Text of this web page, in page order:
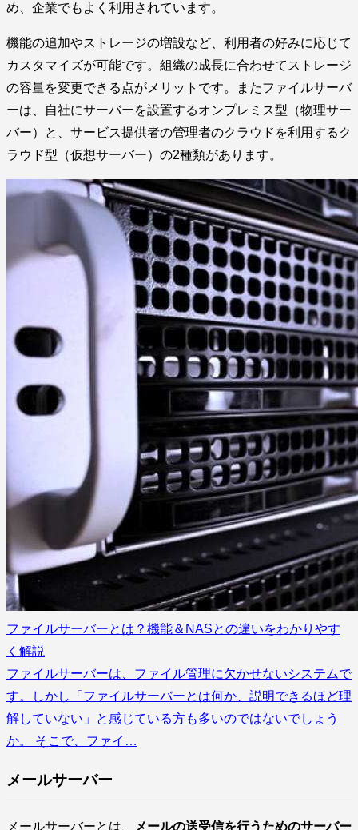
め、企業でもよく利用されています。
機能の追加やストレージの増設など、利用者の好みに応じて
カスタマイズが可能です。組織の成長に合わせてストレージ
の容量を変更できる点がメリットです。またファイルサーバ
ーは、自社にサーバーを設置するオンプレミス型（物理サー
バー）と、サービス提供者の管理者のクラウドを利用するク
ラウド型（仮想サーバー）の2種類があります。
ファイルサーバーとは？機能＆NASとの違いをわかりやす
く解説
ファイルサーバーは、ファイル管理に欠かせないシステムで
す。しかし「ファイルサーバーとは何か、説明できるほど理
解していない」と感じている方も多いのではないでしょう
か。 そこで、ファイ…
メールサーバー
メールサーバーとは、
メールの送受信を行うためのサーバー